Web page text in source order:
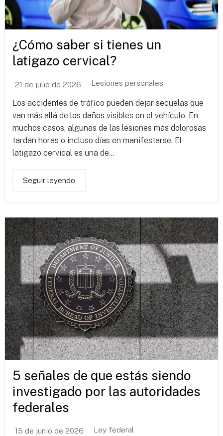
¿Cómo saber si tienes un
latigazo cervical?
21 de julio de 2026 Lesiones personales
Los accidentes de tráfico pueden dejar secuelas que
van más allá de los daños visibles en el vehículo. En
muchos casos, algunas de las lesiones más dolorosas
tardan horas o incluso días en manifestarse. El
latigazo cervical es una de...
Seguir leyendo
5 señales de que estás siendo
investigado por las autoridades
federales
15 de junio de 2026 Ley federal